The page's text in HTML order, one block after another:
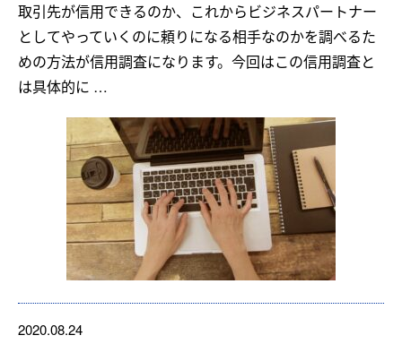
取引先が信用できるのか、これからビジネスパートナー
としてやっていくのに頼りになる相手なのかを調べるた
めの方法が信用調査になります。今回はこの信用調査と
は具体的に …
2020.08.24